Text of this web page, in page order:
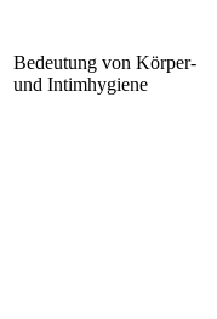
Bedeutung von Körper-
und Intimhygiene